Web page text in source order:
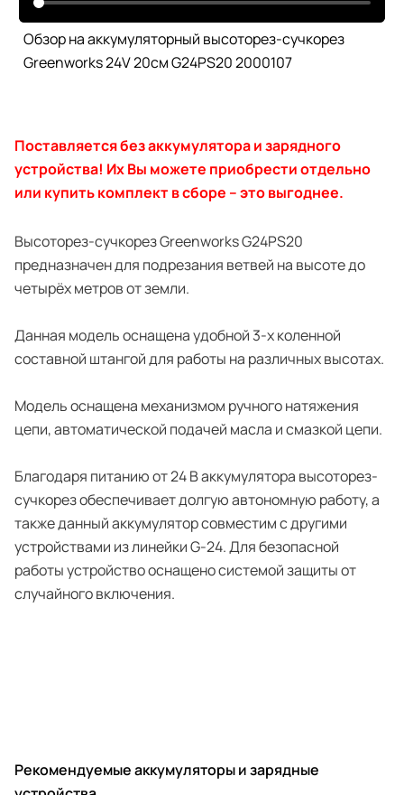
Обзор на аккумуляторный высоторез-сучкорез
Greenworks 24V 20см G24PS20 2000107
Поставляется без аккумулятора и зарядного
устройства! Их Вы можете приобрести отдельно
или купить комплект в сборе – это выгоднее.
Высоторез-сучкорез Greenworks G24PS20
предназначен для подрезания ветвей на высоте до
четырёх метров от земли.
Данная модель оснащена удобной 3-х коленной
составной штангой для работы на различных высотах.
Модель оснащена механизмом ручного натяжения
цепи, автоматической подачей масла и смазкой цепи.
Благодаря питанию от 24 В аккумулятора высоторез-
сучкорез обеспечивает долгую автономную работу, а
также данный аккумулятор совместим с другими
устройствами из линейки G-24. Для безопасной
работы устройство оснащено системой защиты от
случайного включения.
Рекомендуемые аккумуляторы и зарядные